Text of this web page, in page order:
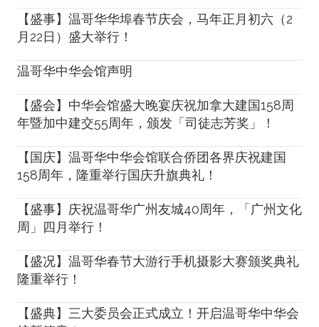
【盛事】温哥华华埠春节庆会，马年正月初六（2
月22日）盛大举行！
温哥华中华会馆声明
【盛会】中华会馆盛大晚宴庆祝加拿大建国158周
年暨加中建交55周年，颁发「司徒志芳奖」！
【国庆】温哥华中华会馆联合侨团各界庆祝建国
158周年，隆重举行国庆升旗典礼！
【盛事】庆祝温哥华广州友城40周年，「广州文化
周」四月举行！
【盛况】温哥华春节大游行手机摄影大赛颁奖典礼
隆重举行！
【盛典】三大委员会正式成立！开启温哥华中华会